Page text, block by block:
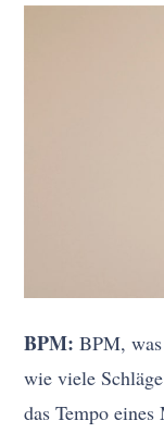
BPM: BPM,
wie viele
das Tempo